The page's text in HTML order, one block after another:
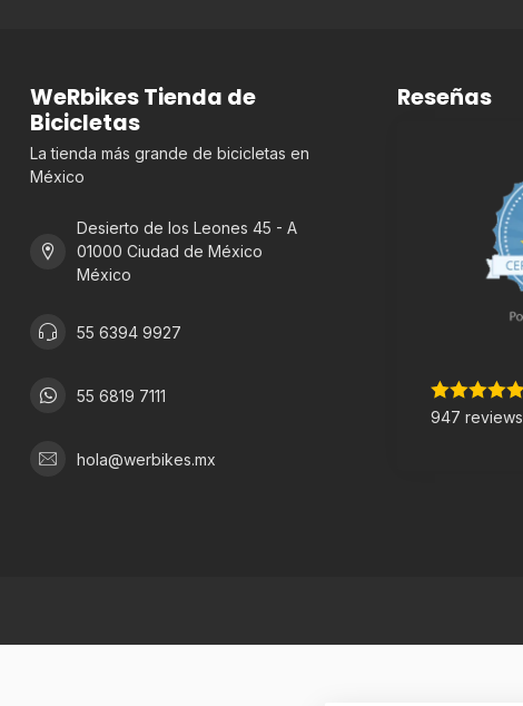
WeRbikes Tienda de
Bicicletas
La tienda más grande de bicicletas en
México
Desierto de los Leones 45 - A
01000 Ciudad de México
México
55 6394 9927
55 6819 7111
hola@werbikes.mx
Reseñas
947 reviews